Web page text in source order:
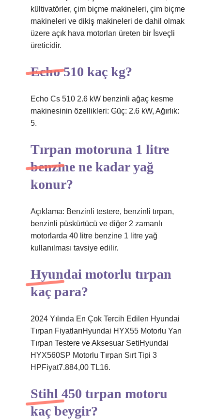
kültivatörler, çim biçme makineleri, çim biçme
makineleri ve dikiş makineleri de dahil olmak
üzere açık hava motorları üreten bir İsveçli
üreticidir.
Echo 510 kaç kg?
Echo Cs 510 2.6 kW benzinli ağaç kesme
makinesinin özellikleri: Güç: 2.6 kW, Ağırlık:
5.
Tırpan motoruna 1 litre
benzine ne kadar yağ
konur?
Açıklama: Benzinli testere, benzinli tırpan,
benzinli püskürtücü ve diğer 2 zamanlı
motorlarda 40 litre benzine 1 litre yağ
kullanılması tavsiye edilir.
Hyundai motorlu tırpan
kaç para?
2024 Yılında En Çok Tercih Edilen Hyundai
Tırpan FiyatlarıHyundai HYX55 Motorlu Yan
Tırpan Testere ve Aksesuar SetiHyundai
HYX560SP Motorlu Tırpan Sırt Tipi 3
HPFiyat7.884,00 TL16.
Stihl 450 tırpan motoru
kaç beygir?